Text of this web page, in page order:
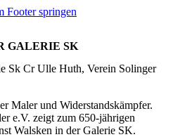
Footer springen
GALERIE SK
Maler und Widerstandskämpfer.
e.V. zeigt zum 650-jährigen
Walsken in der Galerie SK.